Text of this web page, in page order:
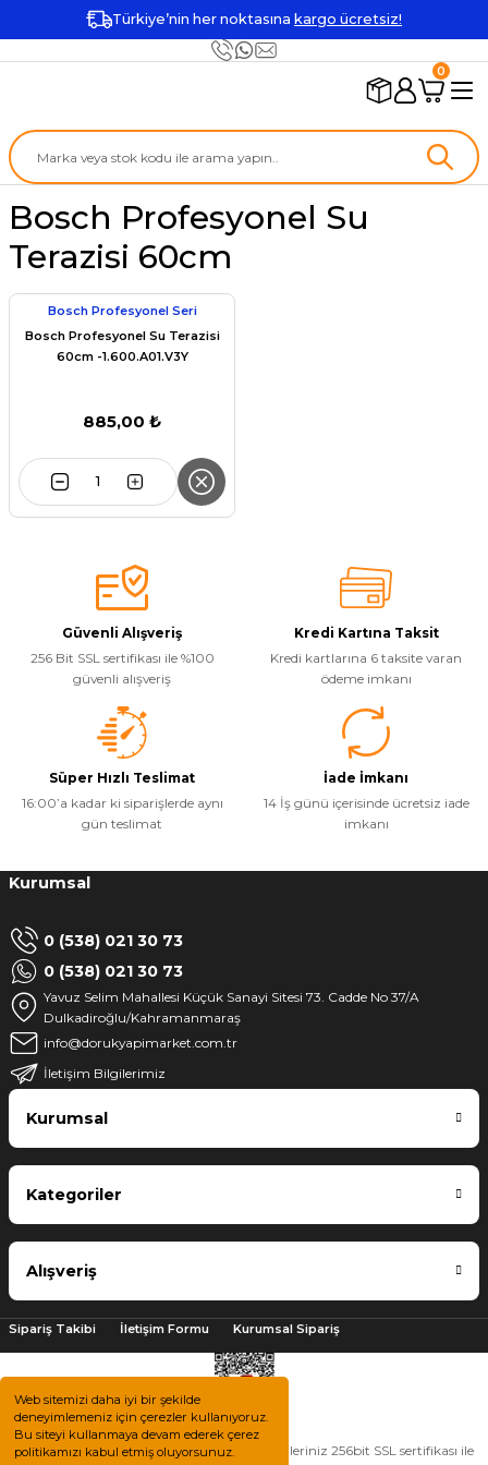
Web sitemizi daha iyi bir şekilde
deneyimlemeniz için çerezler kullanıyoruz.
Bu siteyi kullanmaya devam ederek çerez
politikamızı kabul etmiş oluyorsunuz.
Türkiye’nin her noktasına kargo ücretsiz!
0
Bosch Profesyonel Su
Terazisi 60cm
Bosch Profesyonel Seri
Bosch Profesyonel Su Terazisi
60cm -1.600.A01.V3Y
885,00 ₺
Güvenli Alışveriş
256 Bit SSL sertifikası ile %100
güvenli alışveriş
Kredi Kartına Taksit
Kredi kartlarına 6 taksite varan
ödeme imkanı
Süper Hızlı Teslimat
16:00’a kadar ki siparişlerde aynı
gün teslimat
İade İmkanı
14 İş günü içerisinde ücretsiz iade
imkanı
Kurumsal
0 (538) 021 30 73
0 (538) 021 30 73
Yavuz Selim Mahallesi Küçük Sanayi Sitesi 73. Cadde No 37/A
Dulkadiroğlu/Kahramanmaraş
info@dorukyapimarket.com.tr
İletişim Bilgilerimiz
Kurumsal
Kategoriler
Alışveriş
Sipariş Takibi İletişim Formu Kurumsal Sipariş
2025 © Tüm hakları saklıdır. Kredi kartı bilgileriniz 256bit SSL sertifikası ile